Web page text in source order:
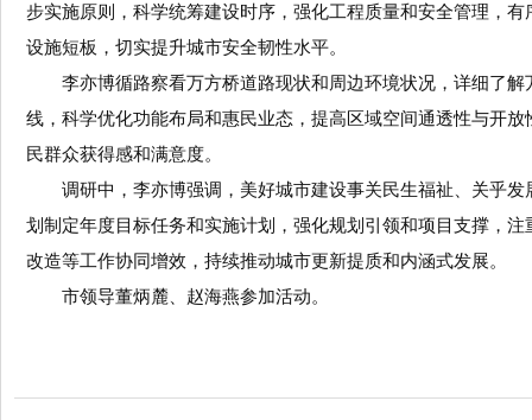
步实施原则，科学统筹建设时序，强化工程质量和安全管理，
设施短板，切实提升城市安全韧性水平。
李亦博循路察看万方桥道路现状和周边环境状况，详细了
线，科学优化功能布局和惠民业态，提高区域空间通透性与开
民群众获得感和满意度。
调研中，李亦博强调，美好城市建设事关民生福祉、关乎
划制定年度目标任务和实施计划，强化规划引领和项目支撑，
改造等工作协同增效，持续推动城市更新提质和内涵式发展。
市领导董炳麓、赵海燕参加活动。